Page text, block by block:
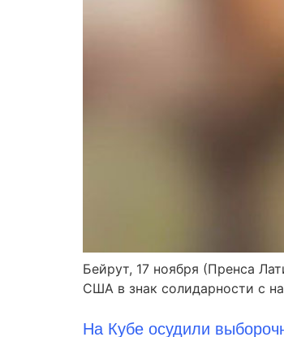
Бейрут, 17 ноября (Пренса
США в знак солидарности с
На Кубе осудили